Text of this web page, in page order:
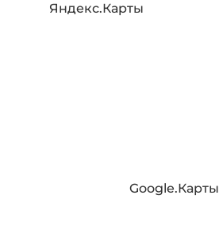
Яндекс.Карты
Google.Карты